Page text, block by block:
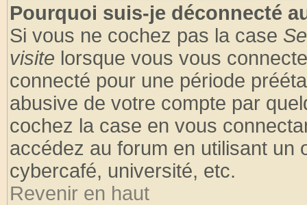
Pourquoi suis-je déconnecté
Si vous ne cochez pas la case
visite lorsque vous vous
connecté pour une période
abusive de votre compte par
cochez la case en vous
accédez au forum en utilisant un
cybercafé, université, etc.
Revenir en haut